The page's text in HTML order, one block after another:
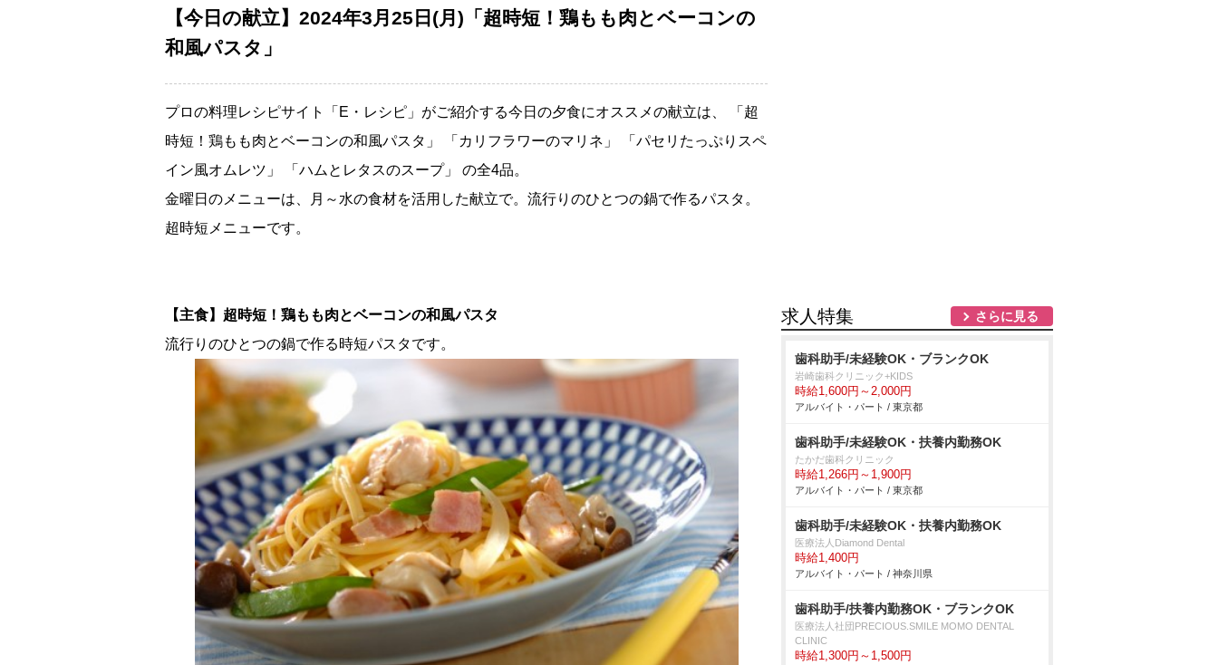
【今日の献立】2024年3月25日(月)「超時短！鶏もも肉とベーコンの
和風パスタ」
プロの料理レシピサイト「E・レシピ」がご紹介する今日の夕食にオススメの献立は、 「超
時短！鶏もも肉とベーコンの和風パスタ」 「カリフラワーのマリネ」 「パセリたっぷりスペ
イン風オムレツ」 「ハムとレタスのスープ」 の全4品。
金曜日のメニューは、月～水の食材を活用した献立で。流行りのひとつの鍋で作るパスタ。
超時短メニューです。
【主食】超時短！鶏もも肉とベーコンの和風パスタ
流行りのひとつの鍋で作る時短パスタです。
求人特集 さらに見る
歯科助手/未経験OK・ブランクOK
崎歯科クリニック+KIDS
時給1,600円～2,000円
アルバイト・パート / 東京都
歯科助手/未経験OK・扶養内勤務OK
たかだ歯科クリニック
時給1,266円～1,900円
アルバイト・パート / 東京都
歯科助手/未経験OK・扶養内勤務OK
医療法人Diamond Dental
時給1,400円
アルバイト・パート / 神奈川県
歯科助手/扶養内勤務OK・ブランクOK
医療法人社団PRECIOUS.SMILE MOMO DENTAL
CLINIC
時給1,300円～1,500円